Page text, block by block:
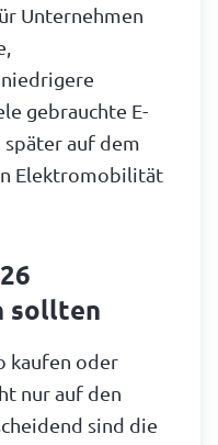
Unternehmen
gebrauchte E-
auf dem
Elektromobilität
sollten
kaufen oder
nur auf den
sind die